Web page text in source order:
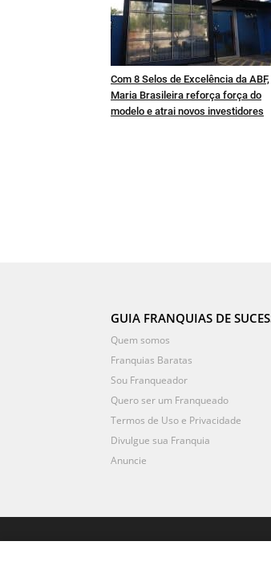
Com 8 Selos de Excelência da ABF,
Maria Brasileira reforça força do
modelo e atrai novos investidores
GUIA FRANQUIAS DE
Quem somos
Franquias Baratas
Sou Franqueador
Quero ser um Franqueado
Termos de Uso e Privacidade
Divulgue sua Franquia
Anuncie